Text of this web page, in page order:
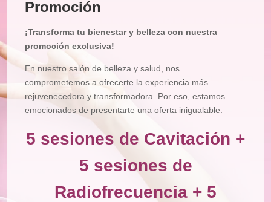
Tratamiento
Depilación
Manicura
y
Pedicura
Maquillajes
Micropigmentación
Microblading
Pestañas
Promoción
¡Transforma tu bienestar y belleza con nuestra
promoción exclusiva!
En nuestro salón de belleza y salud, nos
comprometemos a ofrecerte la experiencia más
rejuvenecedora y transformadora. Por eso, estamos
emocionados de presentarte una oferta inigualable:
5 sesiones de Cavitación +
5 sesiones de
Radiofrecuencia + 5